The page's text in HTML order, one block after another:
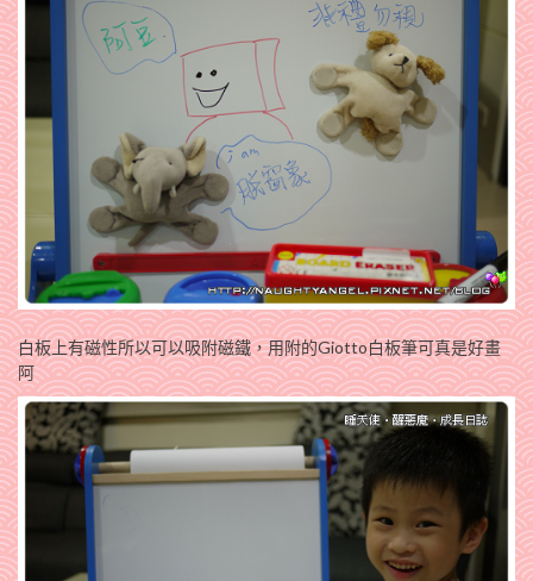
白板上有磁性所以可以吸附磁鐵，用附的Giotto白板筆可真是好畫
阿